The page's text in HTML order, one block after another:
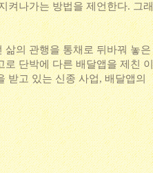
켜나가는 방법을 제언한다. 그래
삶의 관행을 통채로 뒤바꿔 놓은
로 단박에 다른 배달앱을 제친 이
받고 있는 신종 사업, 배달앱의